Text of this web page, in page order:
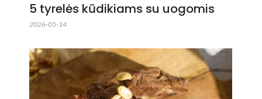
5 tyrelės kūdikiams su uogomis
2026-05-14